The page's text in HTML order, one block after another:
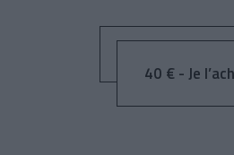
40 € - Je